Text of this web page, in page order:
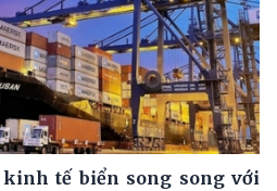
tế biển song song với